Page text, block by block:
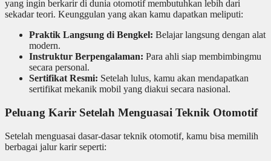
yang ingin berkarir di dunia otomotif membutuhkan lebih dari
sekadar teori. Keunggulan yang akan kamu dapatkan meliputi:
Praktik Langsung di Bengkel: Belajar langsung dengan alat
modern.
Instruktur Berpengalaman: Para ahli siap membimbingmu
secara personal.
Sertifikat Resmi: Setelah lulus, kamu akan mendapatkan
sertifikat mekanik mobil yang diakui secara nasional.
Peluang Karir Setelah Menguasai Teknik Otomotif
Setelah menguasai dasar-dasar teknik otomotif, kamu bisa memilih
berbagai jalur karir seperti: